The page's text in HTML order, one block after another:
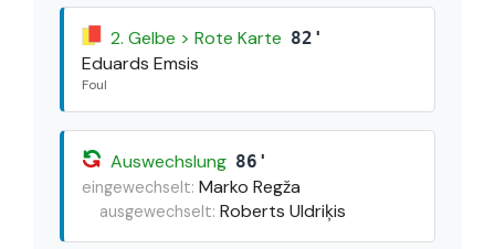
2. Gelbe > Rote Karte 82'
Eduards Emsis
Foul
Auswechslung 86'
eingewechselt: Marko Regža
ausgewechselt: Roberts Uldriķis